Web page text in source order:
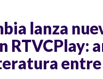
lanza
RTVCPlay:
entre